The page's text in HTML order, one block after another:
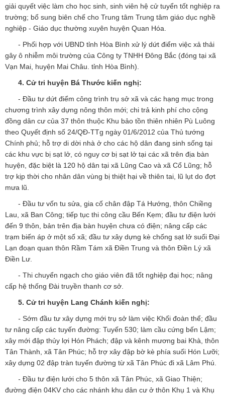
giải quyết việc làm cho học sinh, sinh viên hệ cử tuyển tốt nghiệp ra
trường; bổ sung biên chế cho Trung tâm Trung tâm giáo dục nghề
nghiệp - Giáo dục thường xuyên huyện Quan Hóa.
- Phối hợp với UBND tỉnh Hòa Bình xử lý dứt điểm việc xả thải
gây ô nhiễm môi trường của Công ty TNHH Đông Bắc (đóng tại xã
Vạn Mai, huyện Mai Châu. tỉnh Hòa Bình).
4. Cử tri huyện Bá Thước kiến nghị:
- Đầu tư dứt điểm công trình trụ sở xã và các hạng mục trong
chương trình xây dựng nông thôn mới; chi trả kinh phí cho cộng
đồng dân cư của 37 thôn thuộc Khu bảo tồn thiên nhiên Pù Luông
theo Quyết định số 24/QĐ-TTg ngày 01/6/2012 của Thủ tướng
Chính phủ; hỗ trợ di dời nhà ở cho các hộ dân đang sinh sống tại
các khu vực bị sạt lở, có nguy cơ bị sạt lở tại các xã trên địa bàn
huyện, đặc biệt là 120 hộ dân tại xã Lũng Cao và xã Cổ Lũng; hỗ
trợ kịp thời cho nhân dân vùng bị thiệt hại về thiên tai, lũ lụt do đợt
mưa lũ.
- Đầu tư vốn tu sửa, gia cố chân đập Tá Hướng, thôn Chiềng
Lau, xã Ban Công; tiếp tục thi công cầu Bến Kẹm; đầu tư điện lưới
đến 9 thôn, bản trên địa bàn huyện chưa có điện; nâng cấp các
trạm biến áp ở một số xã; đầu tư xây dựng kè chống sạt lở suối Đại
Lạn đoạn quan thôn Rầm Tám xã Điền Trung và thôn Điền Lý xã
Điền Lư.
- Thi chuyển ngạch cho giáo viên đã tốt nghiệp đại học; nâng
cấp hệ thống Đài truyền thanh cơ sở.
5. Cử tri huyện Lang Chánh kiến nghị:
- Sớm đầu tư xây dựng mới trụ sở làm việc Khối đoàn thể; đầu
tư nâng cấp các tuyến đường: Tuyến 530; làm cầu cứng bến Lậm;
xây mới đập thủy lợi Hón Phách; đập và kênh mương bai Khà, thôn
Tân Thành, xã Tân Phúc; hỗ trợ xây đập bờ kè phía suối Hón Lưỡi;
xây dựng 02 đập tràn tuyến đường từ xã Tân Phúc đi xã Lâm Phú.
- Đầu tư điện lưới cho 5 thôn xã Tân Phúc, xã Giao Thiện;
đường điện 04KV cho các nhánh khu dân cư ở thôn Khụ 1 và Khụ